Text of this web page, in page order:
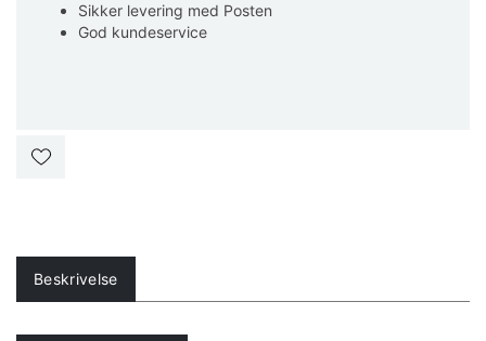
Sikker levering med Posten
God kundeservice
Beskrivelse